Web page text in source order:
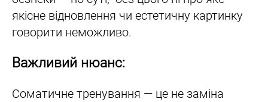
якісне відновлення чи естетичну картинку
говорити неможливо.
Важливий нюанс:
Соматичне тренування — це не заміна